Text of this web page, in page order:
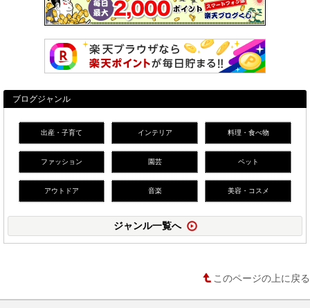
ブログジャンル
出産・子育て インテリア 料理・食べ物
ファッション 園芸 ペット
アウトドア 音楽 美容・コスメ
ジャンル一覧へ
このページの上に戻る